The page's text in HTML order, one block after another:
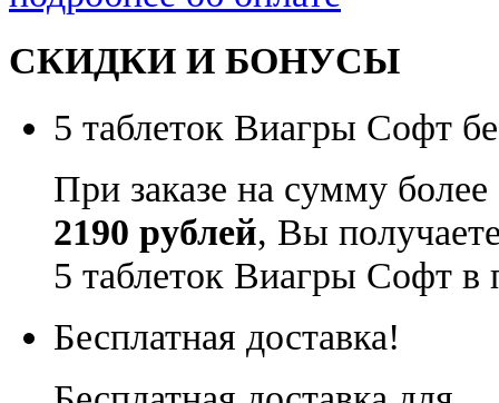
СКИДКИ И БОНУСЫ
5 таблеток Виагры Софт
При заказе на сумму более
2190 рублей, Вы
5 таблеток Виагры Софт в
Бесплатная доставка!